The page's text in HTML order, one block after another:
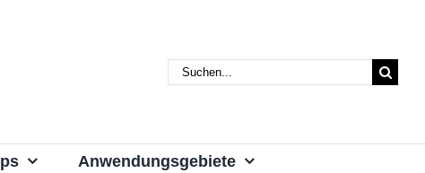
Suche
nach:
Anwendungsgebiete